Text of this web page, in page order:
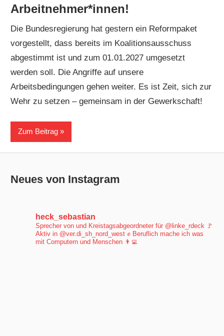
Arbeitnehmer*innen!
Die Bundesregierung hat gestern ein Reformpaket
vorgestellt, dass bereits im Koalitionsausschuss
abgestimmt ist und zum 01.01.2027 umgesetzt
werden soll. Die Angriffe auf unsere
Arbeitsbedingungen gehen weiter. Es ist Zeit, sich zur
Wehr zu setzen – gemeinsam in der Gewerkschaft!
Zum Beitrag
Neues von Instagram
heck_sebastian
Sprecher von und Kreistagsabgeordneter für @linke_rdeck 🚩
Aktiv in @ver.di_sh_nord_west ✊ Beruflich mache ich was
mit Computern und Menschen 👨‍💻